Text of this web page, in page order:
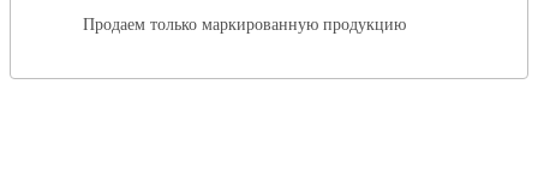
Продаем только маркированную продукцию